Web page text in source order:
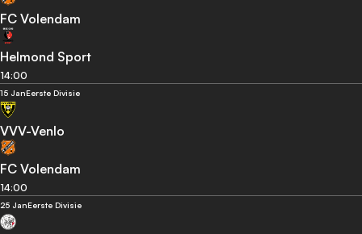
FC Volendam
Helmond Sport
14:00
15 JanEerste Divisie
VVV-Venlo
FC Volendam
14:00
25 JanEerste Divisie